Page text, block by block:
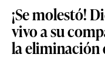
¡Se molestó!
vivo a su
la eliminación